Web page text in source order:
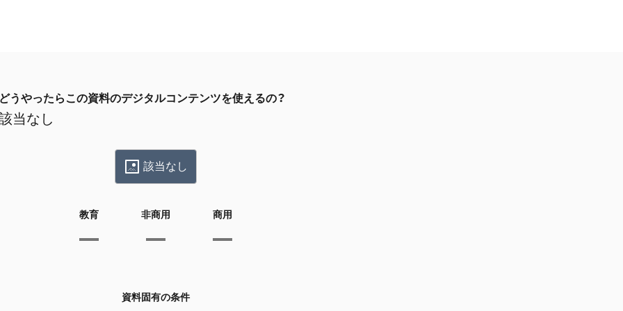
どうやったらこの資料のデジタルコンテンツを使えるの？
当なし
該当なし
教育 非商用 商用
資料固有の条件